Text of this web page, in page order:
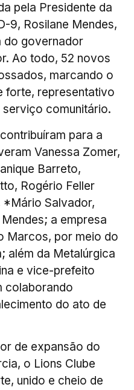
pela Presidente da
9, Rosilane Mendes,
do governador
Ao todo, 52 novos
marcando o
forte, representativo
comunitário.
para a
Vanessa Zomer,
Barreto,
Rogério Feller
*Mário Salvador,
a empresa
Marcos, por meio do
além da Metalúrgica
e vice-prefeito
colaborando
do ato de
de expansão do
o Lions Clube
unido e cheio de